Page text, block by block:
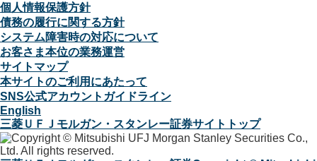
個人情報保護方針
債務の履行に関する方針
システム障害時の対応について
お客さま本位の業務運営
サイトマップ
本サイトのご利用にあたって
SNS公式アカウントガイドライン
English
三菱ＵＦＪモルガン・スタンレー証券サイトトップ